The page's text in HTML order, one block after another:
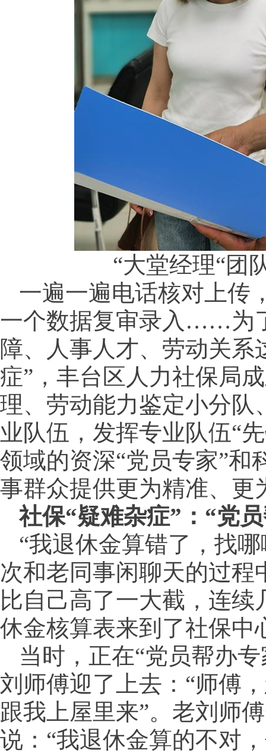
“大堂经理“团
一遍一遍电话核对上传
一个数据复审录入……为
障、人事人才、劳动关系
症”，丰台区人力社保局
理、劳动能力鉴定小分队
业队伍，发挥专业队伍“
领域的资深“党员专家”和
事群众提供更为精准、更
社保“疑难杂症”：“党
“我退休金算错了，找
次和老同事闲聊天的过
比自己高了一大截，连
休金核算表来到了社保中
当时，正在“党员帮办
刘师傅迎了上去：“师傅
跟我上屋里来”。老刘师
说：“我退休金算的不对